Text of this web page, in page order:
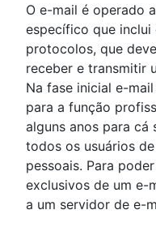
O e-mail é operado
específico que
protocolos, que
receber e transmitir
Na fase inicial e-
para a função
alguns anos para cá
todos os usuários
pessoais. Para
exclusivos de um e-
a um servidor de e-